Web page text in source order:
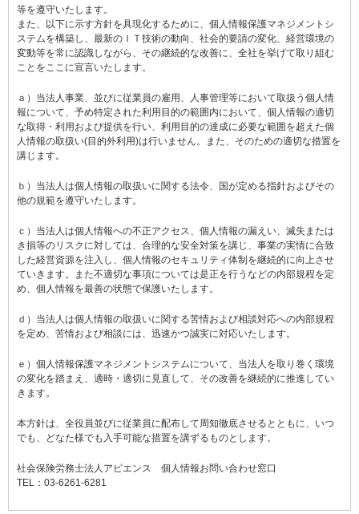
等を遵守いたします。
また、以下に示す方針を具現化するために、個人情報保護マネジメントシ
ステムを構築し、最新のＩＴ技術の動向、社会的要請の変化、経営環境の
変動等を常に認識しながら、その継続的な改善に、全社を挙げて取り組む
ことをここに宣言いたします。
ａ）当法人事業、並びに従業員の雇用、人事管理等において取扱う個人情
報について、予め特定された利用目的の範囲内において、個人情報の適切
な取得・利用および提供を行い、利用目的の達成に必要な範囲を超えた個
人情報の取扱い(目的外利用)は行いません。また、そのための適切な措置を
講じます。
ｂ）当法人は個人情報の取扱いに関する法令、国が定める指針およびその
他の規範を遵守いたします。
ｃ）当法人は個人情報への不正アクセス、個人情報の漏えい、滅失または
き損等のリスクに対しては、合理的な安全対策を講じ、事業の実情に合致
した経営資源を注入し、個人情報のセキュリティ体制を継続的に向上させ
ていきます。また不適切な事項については是正を行うなどの内部規程を定
め、個人情報を最善の状態で保護いたします。
ｄ）当法人は個人情報の取扱いに関する苦情および相談対応への内部規程
を定め、苦情および相談には、迅速かつ誠実に対応いたします。
ｅ）個人情報保護マネジメントシステムについて、当法人を取り巻く環境
の変化を踏まえ、適時・適切に見直して、その改善を継続的に推進してい
きます。
本方針は、全役員並びに従業員に配布して周知徹底させるとともに、いつ
でも、どなた様でも入手可能な措置を講ずるものとします。
社会保険労務士法人アピエンス 個人情報お問い合わせ窓口
TEL：03-6261-6281